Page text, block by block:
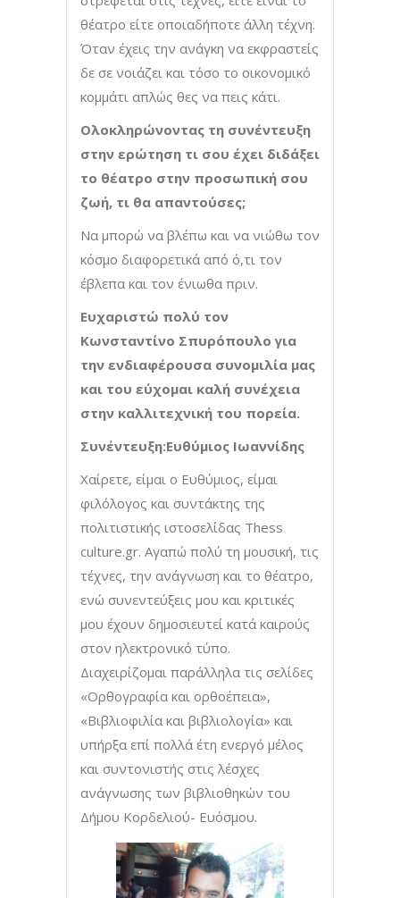
θέατρο είτε οποιαδήποτε άλλη τέχνη.
Όταν έχεις την ανάγκη να εκφραστείς
δε σε νοιάζει και τόσο το οικονομικό
κομμάτι απλώς θες να πεις κάτι.
Ολοκληρώνοντας τη συνέντευξη
στην ερώτηση τι σου έχει διδάξει
το θέατρο στην προσωπική σου
ζωή, τι θα απαντούσες;
Να μπορώ να βλέπω και να νιώθω τον
κόσμο διαφορετικά από ό,τι τον
έβλεπα και τον ένιωθα πριν.
Ευχαριστώ πολύ τον
Κωνσταντίνο Σπυρόπουλο για
την ενδιαφέρουσα συνομιλία μας
και του εύχομαι καλή συνέχεια
στην καλλιτεχνική του πορεία.
Συνέντευξη:Ευθύμιος Ιωαννίδης
Xαίρετε, είμαι ο Ευθύμιος, είμαι
φιλόλογος και συντάκτης της
πολιτιστικής ιστοσελίδας Thess
culture.gr. Aγαπώ πολύ τη μουσική, τις
τέχνες, την ανάγνωση και το θέατρο,
ενώ συνεντεύξεις μου και κριτικές
μου έχουν δημοσιευτεί κατά καιρούς
στον ηλεκτρονικό τύπο.
Διαχειρίζομαι παράλληλα τις σελίδες
«Ορθογραφία και ορθοέπεια»,
«Βιβλιοφιλία και βιβλιολογία» και
υπήρξα επί πολλά έτη ενεργό μέλος
και συντονιστής στις λέσχες
ανάγνωσης των βιβλιοθηκών του
Δήμου Κορδελιού- Ευόσμου.